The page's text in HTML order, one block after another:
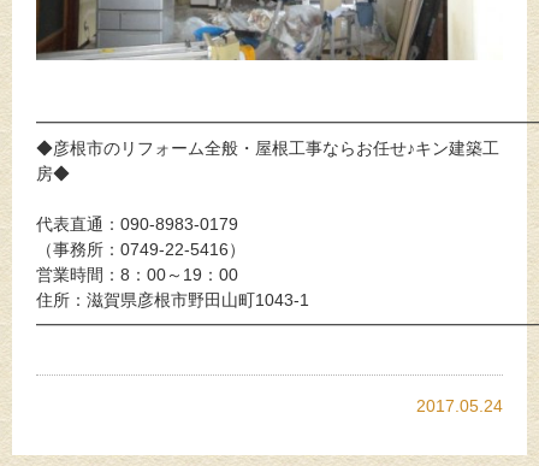
◆彦根市のリフォーム全般・屋根工事ならお任せ♪キン建築工
房◆
代表直通：090-8983-0179
（事務所：0749-22-5416）
営業時間：8：00～19：00
住所：滋賀県彦根市野田山町1043-1
2017.05.24